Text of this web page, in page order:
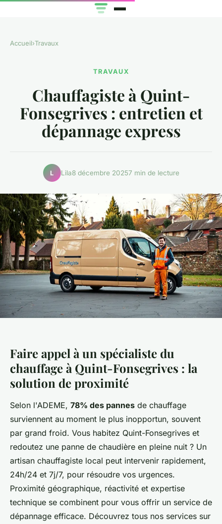
Accueil›Travaux
TRAVAUX
Chauffagiste à Quint-
Fonsegrives : entretien et
dépannage express
L Lila8 décembre 20257 min de lecture
Faire appel à un spécialiste du
chauffage à Quint-Fonsegrives : la
solution de proximité
Selon l'ADEME, 78% des pannes de chauffage
surviennent au moment le plus inopportun, souvent
par grand froid. Vous habitez Quint-Fonsegrives et
redoutez une panne de chaudière en pleine nuit ? Un
artisan chauffagiste local peut intervenir rapidement,
24h/24 et 7j/7, pour résoudre vos urgences.
Proximité géographique, réactivité et expertise
technique se combinent pour vous offrir un service de
dépannage efficace. Découvrez tous nos services sur